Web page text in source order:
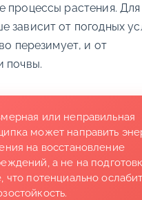
процессы растения. Для
зависит от погодных
перезимует, и от
почвы.
или неправильная
может направить
на восстановление
а не на
что потенциально